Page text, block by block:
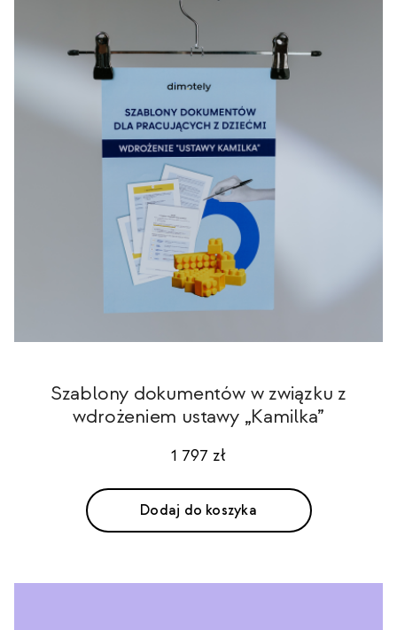
Szablony dokumentów w związku z
wdrożeniem ustawy „Kamilka”
1 797 zł
Dodaj do koszyka